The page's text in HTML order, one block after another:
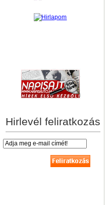
Hirlevél feliratkozás